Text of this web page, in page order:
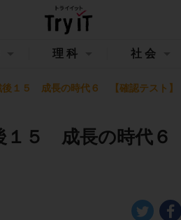
理科 社会
後１５ 成長の時代６ 【確認テスト】
１５ 成長の時代６